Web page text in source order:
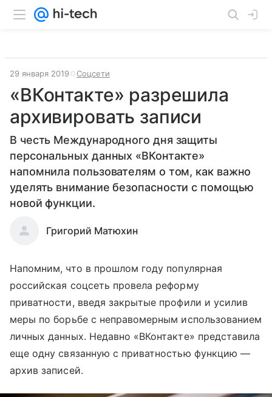
29 января 2019 Соцсети
«ВКонтакте» разрешила
архивировать записи
В честь Международного дня защиты
персональных данных «ВКонтакте»
напомнила пользователям о том, как важно
уделять внимание безопасности с помощью
новой функции.
Григорий Матюхин
Напомним, что в прошлом году популярная
российская соцсеть провела реформу
приватности, введя закрытые профили и усилив
меры по борьбе с неправомерным использованием
личных данных. Недавно «ВКонтакте» представила
еще одну связанную с приватностью функцию —
архив записей.